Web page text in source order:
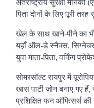
अंतर्राष्ट्रीय सुरक्षा
पिता दोनों के लिए पूरी तरह
खेल के साथ खाने-पीने का भी
यहाँ ऑल-डे स्नैक्स, सिग्नेचर
युवा माता-पिता, वर्किंग
सोमरसॉल्ट रायपुर में
खास पार्टी ज़ोन बनाए गए
प्रशिक्षित फन ऑफिसर्स